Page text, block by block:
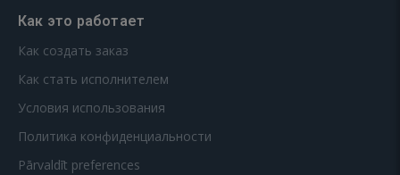
Как это работает
Как создать заказ
Как стать исполнителем
Условия использования
Политика конфиденциальности
Pārvaldīt preferences